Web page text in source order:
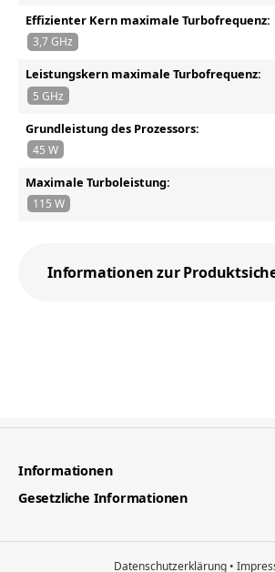
Effizienter Kern maximale Turbofrequenz:
3,7 GHz
Leistungskern maximale Turbofrequenz:
5 GHz
Grundleistung des Prozessors:
45 W
Maximale Turboleistung:
115 W
Informationen zur
Informationen
Gesetzliche Informationen
Datenschutzerklärung •